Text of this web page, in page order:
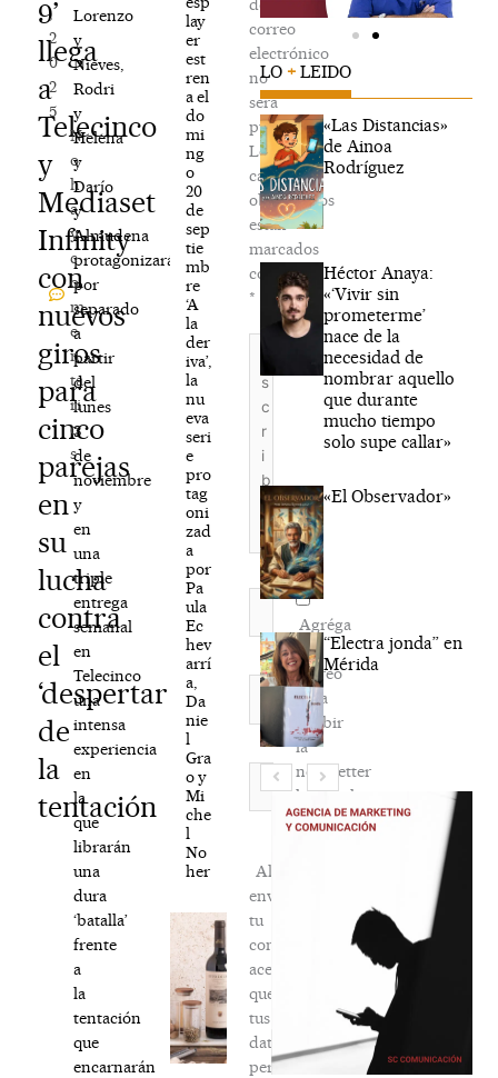
9’
llega
a
Telecinco
y
Mediaset
Infinity
con
nuevos
giros
para
cinco
parejas
en
su
lucha
contra
el
‘despertar
de
la
tentación
,
2
0
2
5
N
o
h
a
y
c
o
m
e
n
ta
ri
o
s
Lorenzo
y
Nieves,
Rodri
y
Helena
y
Darío
y
Almudena
protagonizarán
por
separado
a
partir
del
lunes
3
de
noviembre
y
en
una
triple
entrega
semanal
en
Telecinco
una
intensa
experiencia
en
la
que
librarán
una
dura
‘batalla’
frente
a
la
tentación
que
encarnarán
lay
er
est
ren
a el
do
mi
ng
o
20
de
sep
tie
mb
re
‘A
la
der
iva’,
la
nu
eva
seri
e
pro
tag
oni
zad
a
por
Pa
ula
Ec
hev
arrí
a,
Da
nie
l
Gra
o y
Mi
che
l
No
her
de
correo
electrónico
no
será
publicada.
Los
campos
obligatorios
están
marcados
con
*
Escribe
Nombre*
Correo
electrónico*
Web
Agréga
mi
correo
para
recibir
la
newsletter
habitual
Al
enviar
tu
comentario,
aceptas
que
tus
datos
personales
LO + LEIDO
«Las Distancias»
de Ainoa
Rodríguez
Héctor Anaya:
«‘Vivir sin
prometerme’
nace de la
necesidad de
nombrar aquello
que durante
mucho tiempo
solo supe callar»
«El Observador»
“Electra jonda” en
Mérida